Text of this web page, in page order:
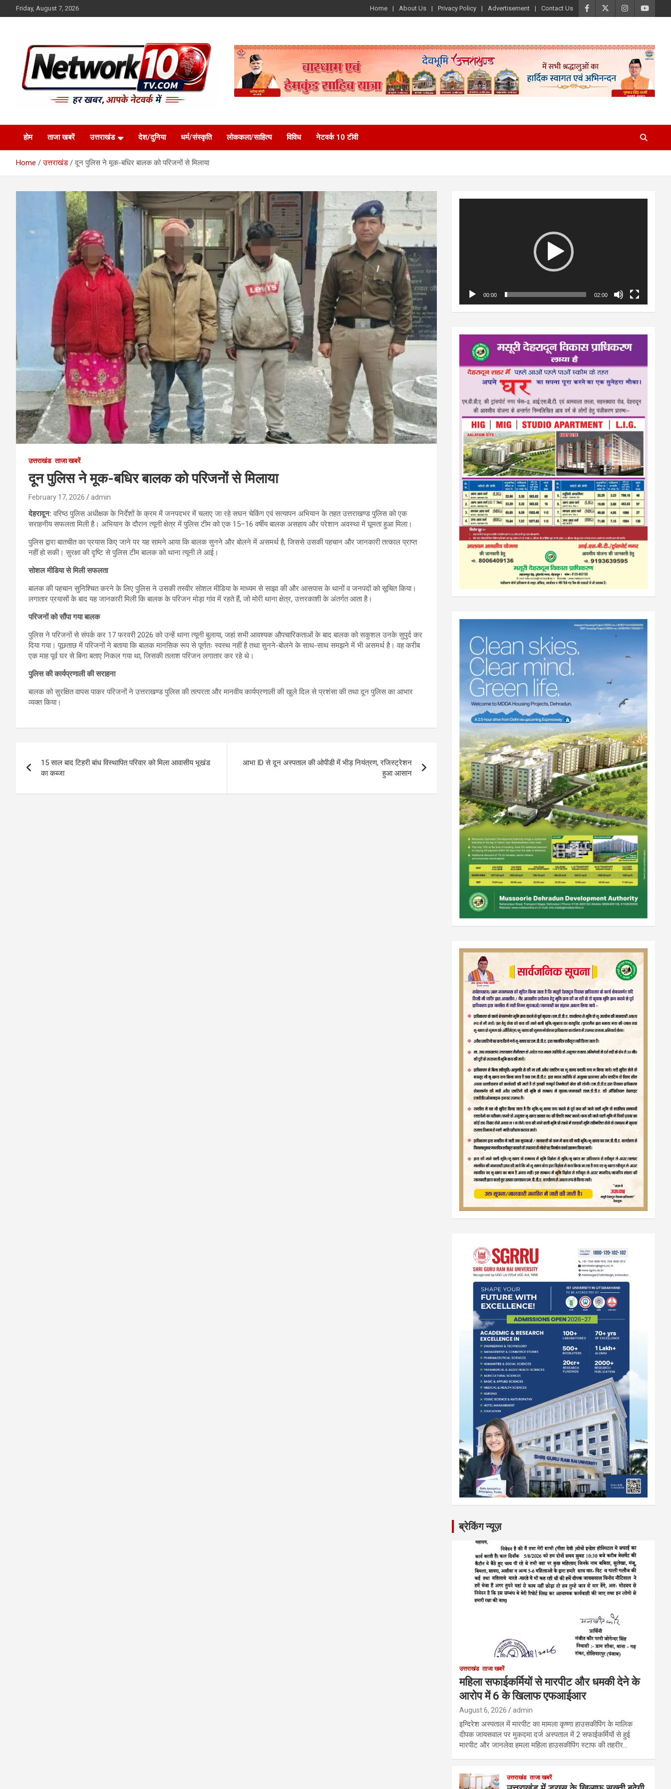
to
Friday, August 7, 2026 Home About Us Privacy Policy Advertisement Contact Us
Network10tv
होम ताजा खबरें उत्तराखंड देश/दुनिया धर्म/संस्कृति लोककला/साहित्य विविध नेटवर्क 10 टीवी
Home उत्तराखंड दून पुलिस ने मूक-बधिर बालक को परिजनों से मिलाया
उत्तराखंड ताजा खबरें
दून पुलिस ने मूक-बधिर बालक को परिजनों से मिलाया
February 17, 2026 admin
देहरादून: वरिष्ठ पुलिस अधीक्षक के निर्देशों के क्रम में जनपदभर में चलाए जा रहे सघन चेकिंग एवं सत्यापन अभियान के तहत उत्तराखण्ड पुलिस को एक
सराहनीय सफलता मिली है। अभियान के दौरान त्यूनी क्षेत्र में पुलिस टीम को एक 15–16 वर्षीय बालक असहाय और परेशान अवस्था में घूमता हुआ मिला।
पुलिस द्वारा बातचीत का प्रयास किए जाने पर यह सामने आया कि बालक सुनने और बोलने में असमर्थ है, जिससे उसकी पहचान और जानकारी तत्काल प्राप्त
नहीं हो सकी। सुरक्षा की दृष्टि से पुलिस टीम बालक को थाना त्यूनी ले आई।
सोशल मीडिया से मिली सफलता
बालक की पहचान सुनिश्चित करने के लिए पुलिस ने उसकी तस्वीर सोशल मीडिया के माध्यम से साझा की और आसपास के थानों व जनपदों को सूचित किया।
लगातार प्रयासों के बाद यह जानकारी मिली कि बालक के परिजन मोड़ा गांव में रहते हैं, जो मोरी थाना क्षेत्र, उत्तरकाशी के अंतर्गत आता है।
परिजनों को सौंपा गया बालक
पुलिस ने परिजनों से संपर्क कर 17 फरवरी 2026 को उन्हें थाना त्यूनी बुलाया, जहां सभी आवश्यक औपचारिकताओं के बाद बालक को सकुशल उनके सुपुर्द कर
दिया गया। पूछताछ में परिजनों ने बताया कि बालक मानसिक रूप से पूर्णतः स्वस्थ नहीं है तथा सुनने-बोलने के साथ-साथ समझने में भी असमर्थ है। वह करीब
एक माह पूर्व घर से बिना बताए निकल गया था, जिसकी तलाश परिजन लगातार कर रहे थे।
पुलिस की कार्यप्रणाली की सराहना
बालक को सुरक्षित वापस पाकर परिजनों ने उत्तराखण्ड पुलिस की तत्परता और मानवीय कार्यप्रणाली की खुले दिल से प्रशंसा की तथा दून पुलिस का आभार
व्यक्त किया।
navigation
15 साल बाद टिहरी बांध विस्थापित परिवार को मिला आवासीय भूखंड
का कब्जा
आभा ID से दून अस्पताल की ओपीडी में भीड़ नियंत्रण, रजिस्ट्रेशन
हुआ आसान
00:00 02:00
ब्रेकिंग न्यूज़
उत्तराखंड ताजा खबरें
महिला सफाईकर्मियों से मारपीट और धमकी देने के
आरोप में 6 के खिलाफ एफआईआर
August 6, 2026 admin
इन्दिरेश अस्पताल में मारपीट का मामला कृष्णा हाउसकीपिंग के मालिक
दीपक जायसवाल पर मुकदमा दर्ज अस्पताल में 2 सफाईकर्मियों से हुई
मारपीट और जानलेवा हमला महिला हाउसकीपिंग स्टाफ की तहरीर…
उत्तराखंड ताजा खबरें